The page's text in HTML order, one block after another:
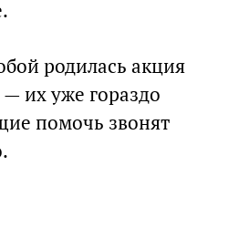
родилась акция
их уже гораздо
помочь звонят